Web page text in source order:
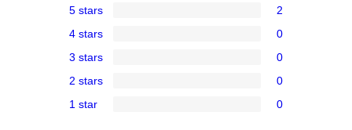
5-
star
reviews
5 stars 2
4-
star
reviews
4 stars 0
3-
star
3 stars 0
2-
2 stars 0
1 star 0